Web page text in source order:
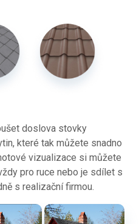
doslova stovky
které tak můžete snadno
vizualizace si můžete
pro ruce nebo je sdílet s
s realizační firmou.